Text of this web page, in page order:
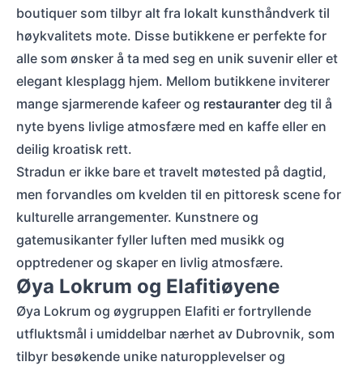
boutiquer som tilbyr alt fra lokalt kunsthåndverk til
høykvalitets mote. Disse butikkene er perfekte for
alle som ønsker å ta med seg en unik suvenir eller et
elegant klesplagg hjem. Mellom butikkene inviterer
mange sjarmerende kafeer og restauranter deg til å
nyte byens livlige atmosfære med en kaffe eller en
deilig kroatisk rett.
Stradun er ikke bare et travelt møtested på dagtid,
men forvandles om kvelden til en pittoresk scene for
kulturelle arrangementer. Kunstnere og
gatemusikanter fyller luften med musikk og
opptredener og skaper en livlig atmosfære.
Øya Lokrum og Elafitiøyene
Øya Lokrum og øygruppen Elafiti er fortryllende
utfluktsmål i umiddelbar nærhet av Dubrovnik, som
tilbyr besøkende unike naturopplevelser og